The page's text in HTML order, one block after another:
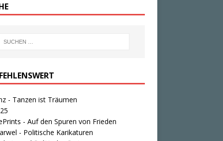
- Tanzen ist Träumen
- Auf den Spuren von Frieden
- Politische Karikaturen